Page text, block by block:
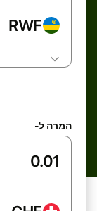
RWF
המרה ל-